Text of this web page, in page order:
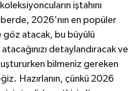
iştahını
2026'nın en popüler
göz atacak, bu büyülü
detaylandıracak ve
bilmeniz gereken
Hazırlanın, çünkü 2026